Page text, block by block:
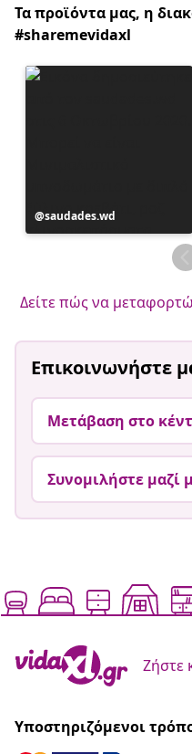
Τα προϊόντα μας, η
#sharemevidaxl
Η
ανάρτηση
saudades.wd
Δείτε πώς να
Επικοινωνήστε
Μετάβαση στο
Συνομιλήστε μαζί
Ζήστε
Υποστηριζόμενοι